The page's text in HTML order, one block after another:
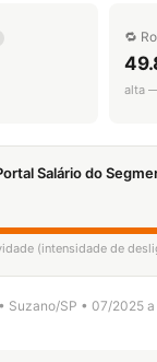
🔁
alta
Salário do
(intensidade de
Suzano/SP • 07/2025